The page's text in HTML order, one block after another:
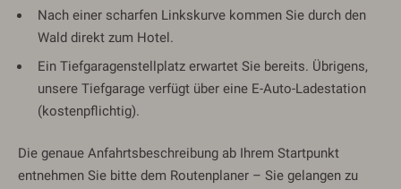
Nach einer scharfen Linkskurve kommen Sie durch den
Wald direkt zum Hotel.
Ein Tiefgaragenstellplatz erwartet Sie bereits. Übrigens,
unsere Tiefgarage verfügt über eine E-Auto-Ladestation
(kostenpflichtig).
Die genaue Anfahrtsbeschreibung ab Ihrem Startpunkt
entnehmen Sie bitte dem Routenplaner – Sie gelangen zu